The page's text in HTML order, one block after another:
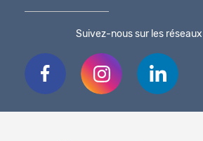
Suivez-nous sur les